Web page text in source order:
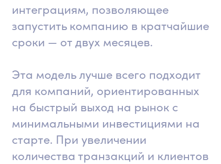
интеграциям, позволяющее
запустить компанию в кратчайшие
сроки — от двух месяцев.
Эта модель лучше всего подходит
для компаний, ориентированных
на быстрый выход на рынок с
минимальными инвестициями на
старте. При увеличении
количества транзакций и клиентов